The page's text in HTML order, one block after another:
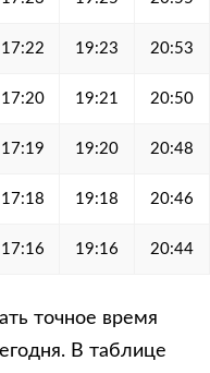
17:22 19:23 20:53
17:20 19:21 20:50
17:19 19:20 20:48
17:18 19:18 20:46
17:16 19:16 20:44
точное время
В таблице